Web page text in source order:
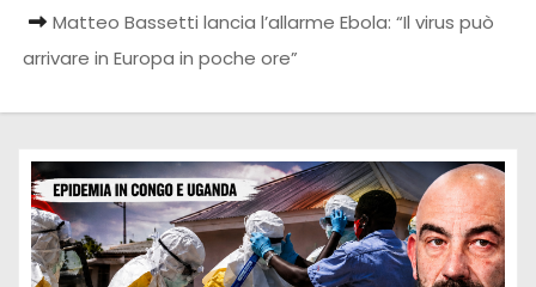
Matteo Bassetti lancia l’allarme Ebola: “Il virus può
arrivare in Europa in poche ore”